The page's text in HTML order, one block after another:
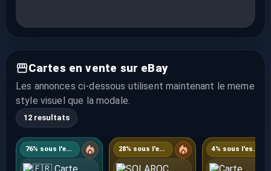
Cartes en vente sur eBay
Les annonces ci-dessous utilisent maintenant le meme
style visuel que la modale.
12 resultats
76% sous l'estimation 28% sous l'estimation 4% sous l'estimation